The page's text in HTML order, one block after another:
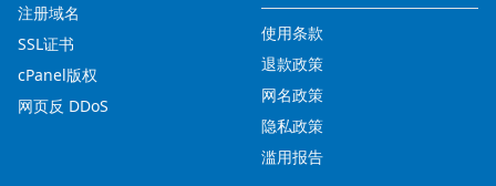
注册域名
SSL证书
cPanel版权
网页反 DDoS
使用条款
退款政策
网名政策
隐私政策
滥用报告